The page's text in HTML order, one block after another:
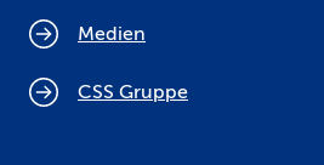
Medien
CSS Gruppe